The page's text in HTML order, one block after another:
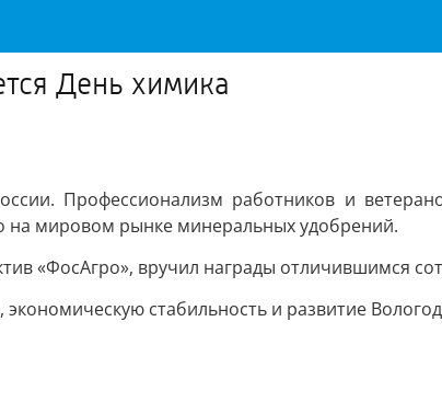
День химика
Профессионализм работников и
на мировом рынке минеральных удобрений.
«ФосАгро», вручил награды отличившимся
стабильность и развитие